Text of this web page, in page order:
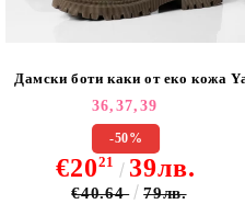
Дамски боти каки от еко кожа
36, 37, 39
-50%
€2021 39лв.
€40.64 79лв.